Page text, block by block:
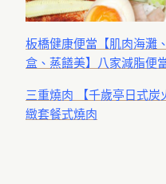
板橋健康便當【肌肉海灘
盒、蒸饍美】八家減脂便
三重燒肉 【千歲亭日式
緻套餐式燒肉